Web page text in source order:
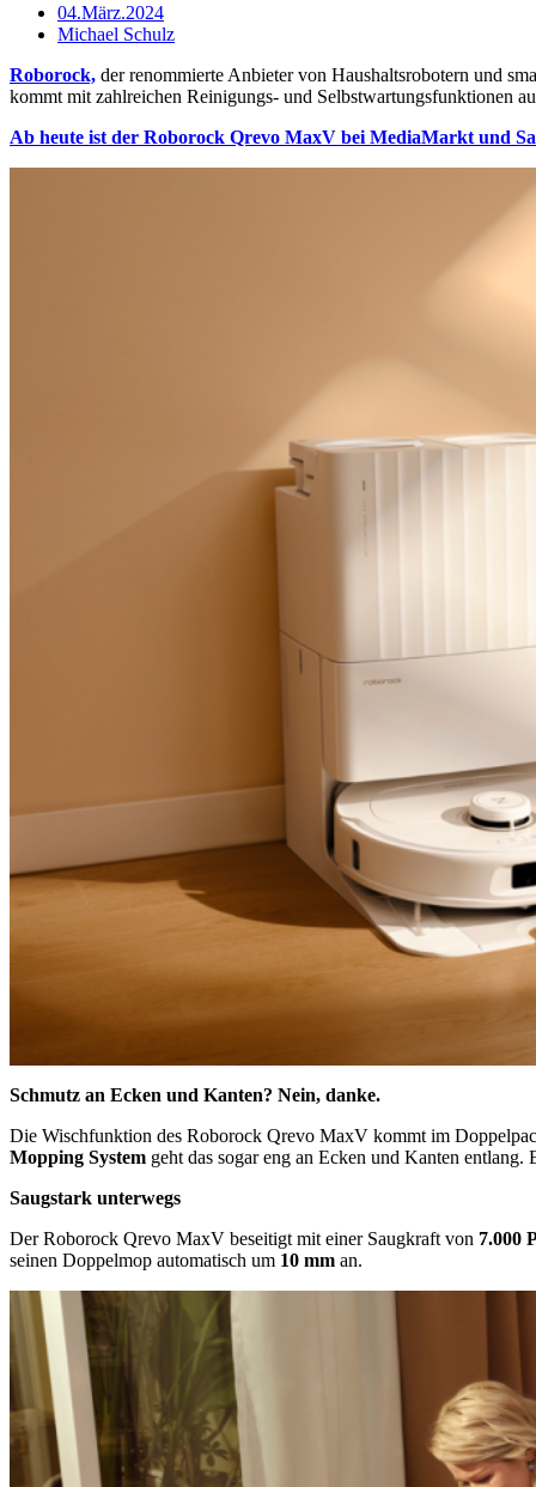
04.März.2024
Michael Schulz
Roborock, der renommierte Anbieter von Haushaltsrobotern und
kommt mit zahlreichen Reinigungs- und Selbstwartungsfunktionen
Ab heute ist der Roborock Qrevo MaxV bei MediaMarkt und
Schmutz an Ecken und Kanten? Nein, danke.
Die Wischfunktion des Roborock Qrevo MaxV kommt im
Mopping System geht das sogar eng an Ecken und Kanten
Saugstark unterwegs
Der Roborock Qrevo MaxV beseitigt mit einer Saugkraft von 7.000
seinen Doppelmop automatisch um 10 mm an.